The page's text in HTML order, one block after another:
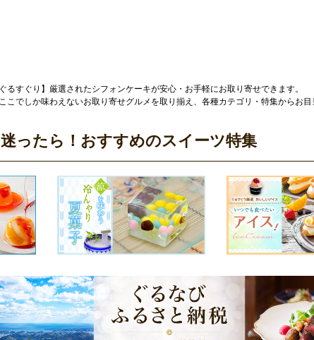
るすぐり】厳選されたシフォンケーキが安心・お手軽にお取り寄せできます。
こでしか味わえないお取り寄せグルメを取り揃え、各種カテゴリ・特集からお目
ったら！おすすめのスイーツ特集